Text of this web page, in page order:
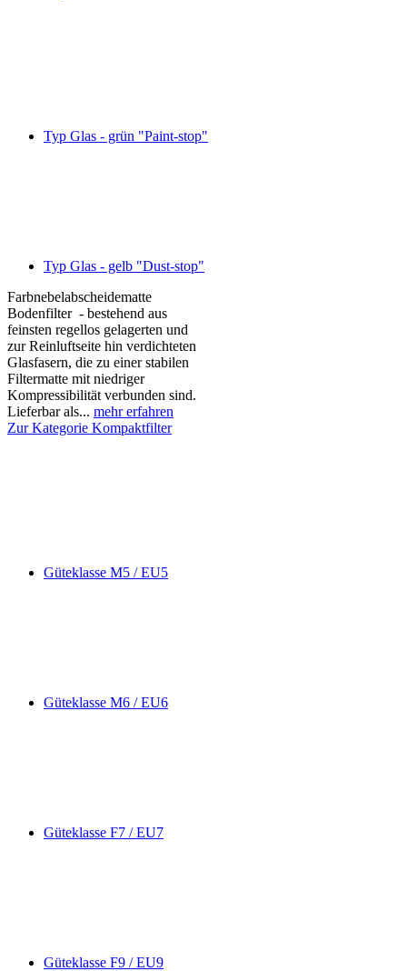
Typ Glas - grün "Paint-stop"
Typ Glas - gelb "Dust-stop"
Farbnebelabscheidematte
Bodenfilter - bestehend aus
feinsten regellos gelagerten und
zur Reinluftseite hin verdichteten
Glasfasern, die zu einer stabilen
Filtermatte mit niedriger
Kompressibilität verbunden sind.
Lieferbar als... mehr erfahren
Zur Kategorie Kompaktfilter
Güteklasse M5 / EU5
Güteklasse M6 / EU6
Güteklasse F7 / EU7
Güteklasse F9 / EU9